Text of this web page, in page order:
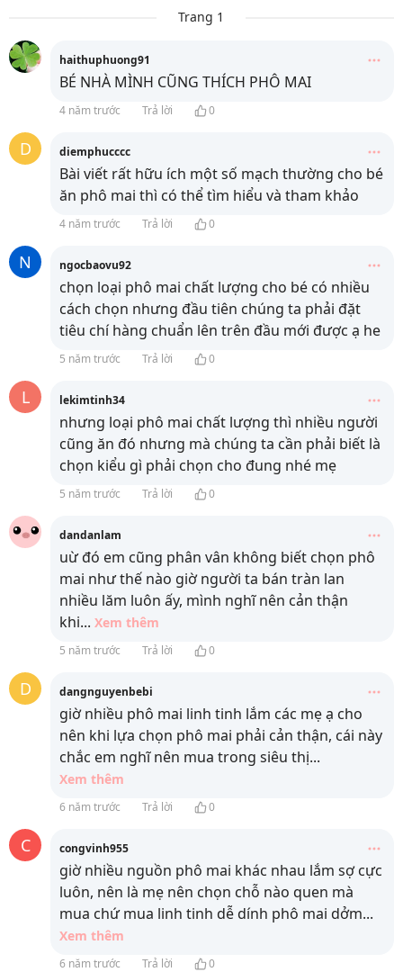
Trang 1
haithuphuong91
BÉ NHÀ MÌNH CŨNG THÍCH PHÔ MAI
4 năm trước Trả lời 0
D diemphucccc
Bài viết rất hữu ích một số mạch thường cho bé
ăn phô mai thì có thể tìm hiểu và tham khảo
4 năm trước Trả lời 0
N ngocbaovu92
chọn loại phô mai chất lượng cho bé có nhiều
cách chọn nhưng đầu tiên chúng ta phải đặt
tiêu chí hàng chuẩn lên trên đầu mới được ạ he
5 năm trước Trả lời 0
L lekimtinh34
nhưng loại phô mai chất lượng thì nhiều người
cũng ăn đó nhưng mà chúng ta cần phải biết là
chọn kiểu gì phải chọn cho đung nhé mẹ
5 năm trước Trả lời 0
dandanlam
uừ đó em cũng phân vân không biết chọn phô
mai như thế nào giờ người ta bán tràn lan
nhiều lăm luôn ấy, mình nghĩ nên cản thận
khi... Xem thêm
5 năm trước Trả lời 0
D dangnguyenbebi
giờ nhiều phô mai linh tinh lắm các mẹ ạ cho
nên khi lựa chọn phô mai phải cản thận, cái này
chắc em nghĩ nên mua trong siêu thị...
Xem thêm
6 năm trước Trả lời 0
C congvinh955
giờ nhiều nguồn phô mai khác nhau lắm sợ cực
luôn, nên là mẹ nên chọn chỗ nào quen mà
mua chứ mua linh tinh dễ dính phô mai dởm...
Xem thêm
6 năm trước Trả lời 0